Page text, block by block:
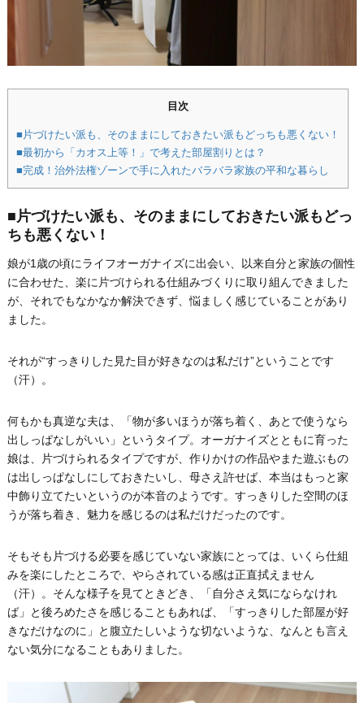
目次
■片づけたい派も、そのままにしておきたい派もどっちも悪くない！
■最初から「カオス上等！」で考えた部屋割りとは？
■完成！治外法権ゾーンで手に入れたバラバラ家族の平和な暮らし
■片づけたい派も、そのままにしておきたい派もどっ
ちも悪くない！
娘が1歳の頃にライフオーガナイズに出会い、以来自分と家族の個性
に合わせた、楽に片づけられる仕組みづくりに取り組んできました
が、それでもなかなか解決できず、悩ましく感じていることがあり
ました。
それが“すっきりした見た目が好きなのは私だけ”ということです
（汗）。
何もかも真逆な夫は、「物が多いほうが落ち着く、あとで使うなら
出しっぱなしがいい」というタイプ。オーガナイズとともに育った
娘は、片づけられるタイプですが、作りかけの作品やまた遊ぶもの
は出しっぱなしにしておきたいし、母さえ許せば、本当はもっと家
中飾り立てたいというのが本音のようです。すっきりした空間のほ
うが落ち着き、魅力を感じるのは私だけだったのです。
そもそも片づける必要を感じていない家族にとっては、いくら仕組
みを楽にしたところで、やらされている感は正直拭えません
（汗）。そんな様子を見てときどき、「自分さえ気にならなけれ
ば」と後ろめたさを感じることもあれば、「すっきりした部屋が好
きなだけなのに」と腹立たしいような切ないような、なんとも言え
ない気分になることもありました。